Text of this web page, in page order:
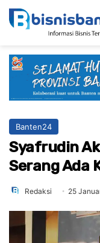
Banten24
Syafrudin
Serang Ada
Redaksi 25